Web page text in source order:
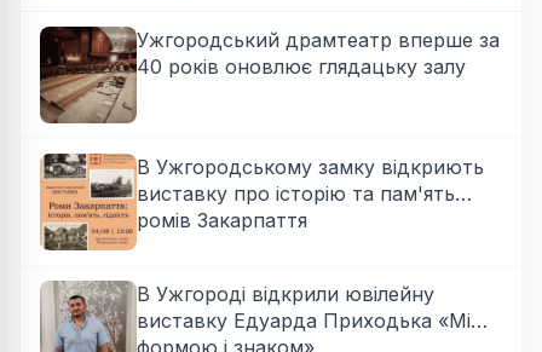
Ужгородський драмтеатр вперше за
40 років оновлює глядацьку залу
В Ужгородському замку відкриють
виставку про історію та пам'ять
ромів Закарпаття
В Ужгороді відкрили ювілейну
виставку Едуарда Приходька «Між
формою і знаком»